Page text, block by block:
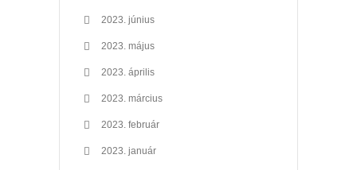
2023. június
2023. május
2023. április
2023. március
2023. február
2023. január